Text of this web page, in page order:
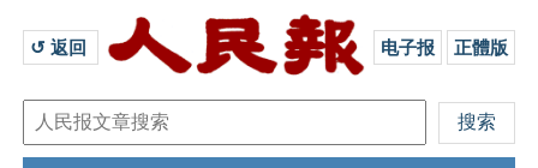
↺ 返回 电子报 正體版